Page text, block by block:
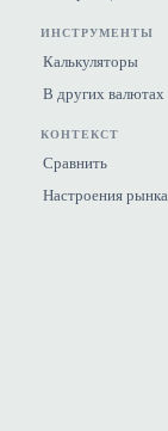
ИНСТРУМЕНТЫ
Калькуляторы
В других валютах
КОНТЕКСТ
Сравнить
Настроения рынка